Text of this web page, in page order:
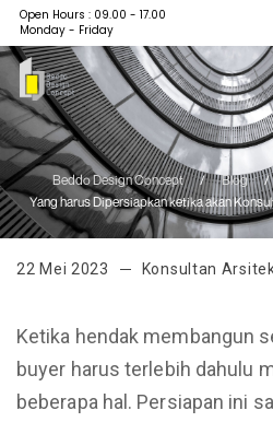
Open Hours : 09.00 - 17.00
Monday - Friday
Beddo Design Concept / Blog /
Yang harus Dipersiapkan ketika akan
22 Mei 2023 Konsultan
Ketika hendak membangun
buyer harus terlebih dahulu
beberapa hal. Persiapan ini